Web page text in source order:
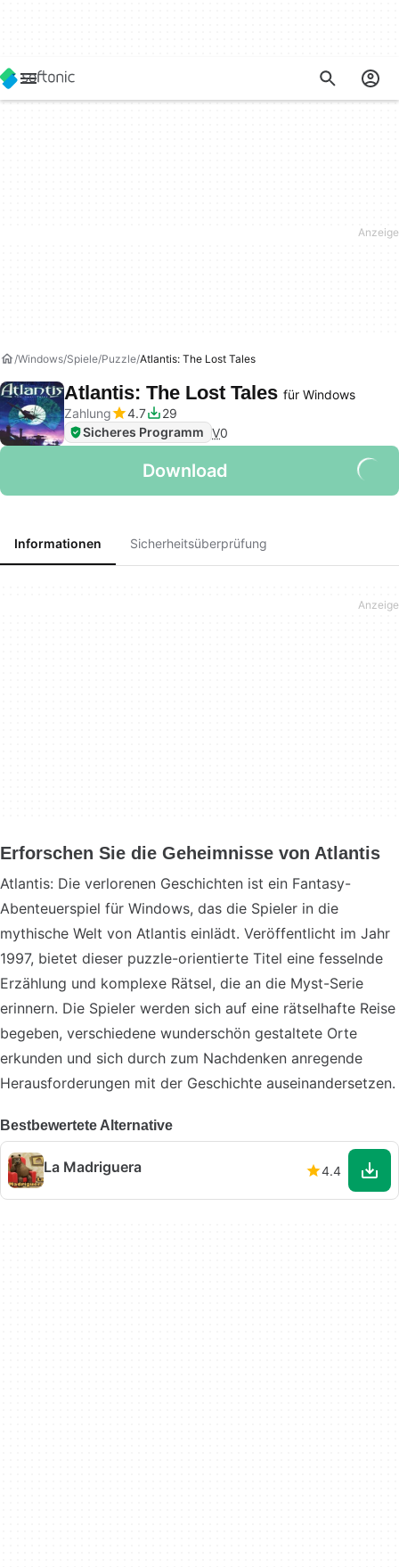
Windows Spiele Puzzle Atlantis: The Lost Tales
Atlantis: The Lost Tales für Windows
Zahlung
4.7
29
Sicheres Programm V0
Download
Informationen Sicherheitsüberprüfung
Erforschen Sie die Geheimnisse von Atlantis
Atlantis: Die verlorenen Geschichten ist ein Fantasy-
Abenteuerspiel für Windows, das die Spieler in die
mythische Welt von Atlantis einlädt. Veröffentlicht im Jahr
1997, bietet dieser puzzle-orientierte Titel eine fesselnde
Erzählung und komplexe Rätsel, die an die Myst-Serie
erinnern. Die Spieler werden sich auf eine rätselhafte Reise
begeben, verschiedene wunderschön gestaltete Orte
erkunden und sich durch zum Nachdenken anregende
Herausforderungen mit der Geschichte auseinandersetzen.
Bestbewertete Alternative
La Madriguera 4.4